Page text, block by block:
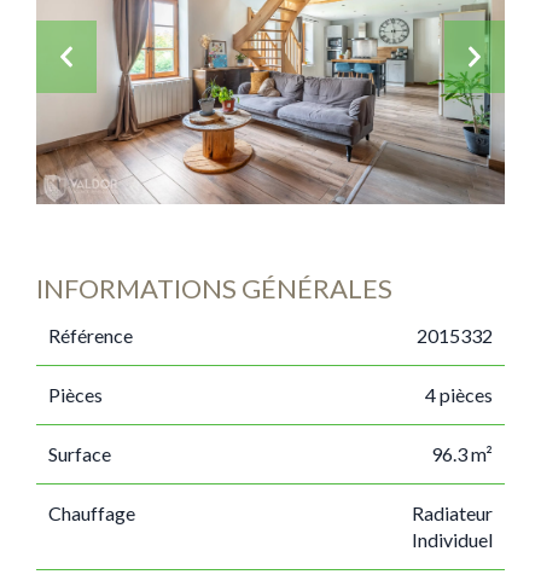
INFORMATIONS GÉNÉRALES
Référence 2015332
Pièces 4 pièces
Surface 96.3 m²
Chauffage
Radiateur
Individuel